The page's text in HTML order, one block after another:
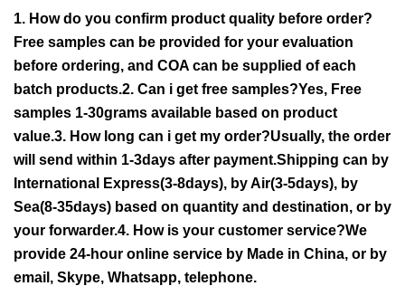
1. How do you confirm product quality before order?
Free samples can be provided for your evaluation
before ordering, and COA can be supplied of each
batch products.2. Can i get free samples?Yes, Free
samples 1-30grams available based on product
value.3. How long can i get my order?Usually, the order
will send within 1-3days after payment.Shipping can by
International Express(3-8days), by Air(3-5days), by
Sea(8-35days) based on quantity and destination, or by
your forwarder.4. How is your customer service?We
provide 24-hour online service by Made in China, or by
email, Skype, Whatsapp, telephone.